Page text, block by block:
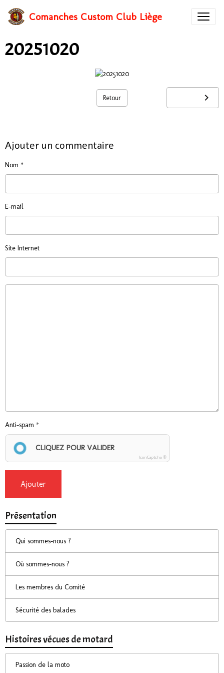
Comanches Custom Club Liège
20251020
Retour
Ajouter un commentaire
Nom
E-mail
Site Internet
Anti-spam
CLIQUEZ POUR VALIDER
IconCaptcha ©
Ajouter
Présentation
Qui sommes-nous ?
Où sommes-nous ?
Les membres du Comité
Sécurité des balades
Histoires vécues de motard
Passion de la moto